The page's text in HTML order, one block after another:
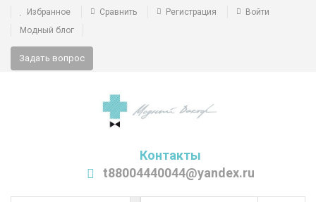
Избранное Сравнить Регистрация
Войти
Модный блог
Задать вопрос
Контакты
t88004440044@yandex.ru